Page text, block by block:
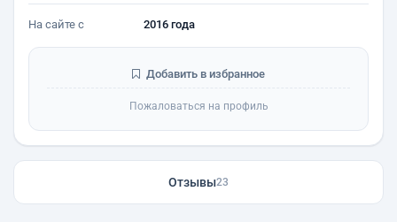
На сайте с 2016 года
Добавить в избранное
Пожаловаться на профиль
Отзывы23